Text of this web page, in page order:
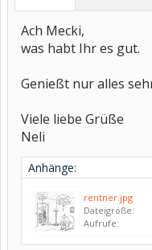
Ach Mecki,
was habt Ihr es gut.
Genießt nur alles
Viele liebe Grüße
Neli
Anhänge:
rentner.jpg
Dateigröße:
Aufrufe: